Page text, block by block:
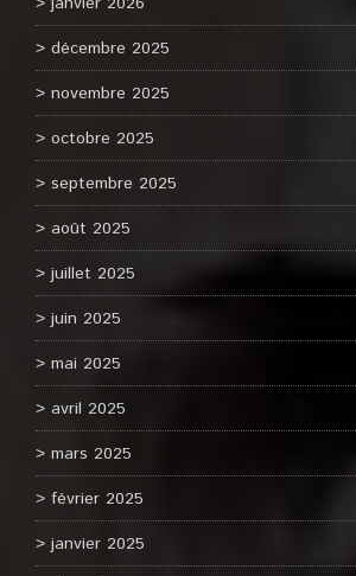
décembre 2025
novembre 2025
octobre 2025
septembre 2025
août 2025
juillet 2025
juin 2025
mai 2025
avril 2025
mars 2025
février 2025
janvier 2025